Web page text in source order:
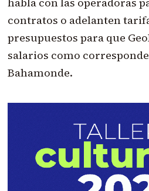
contratos o adelanten
presupuestos para que
salarios como
Bahamonde.